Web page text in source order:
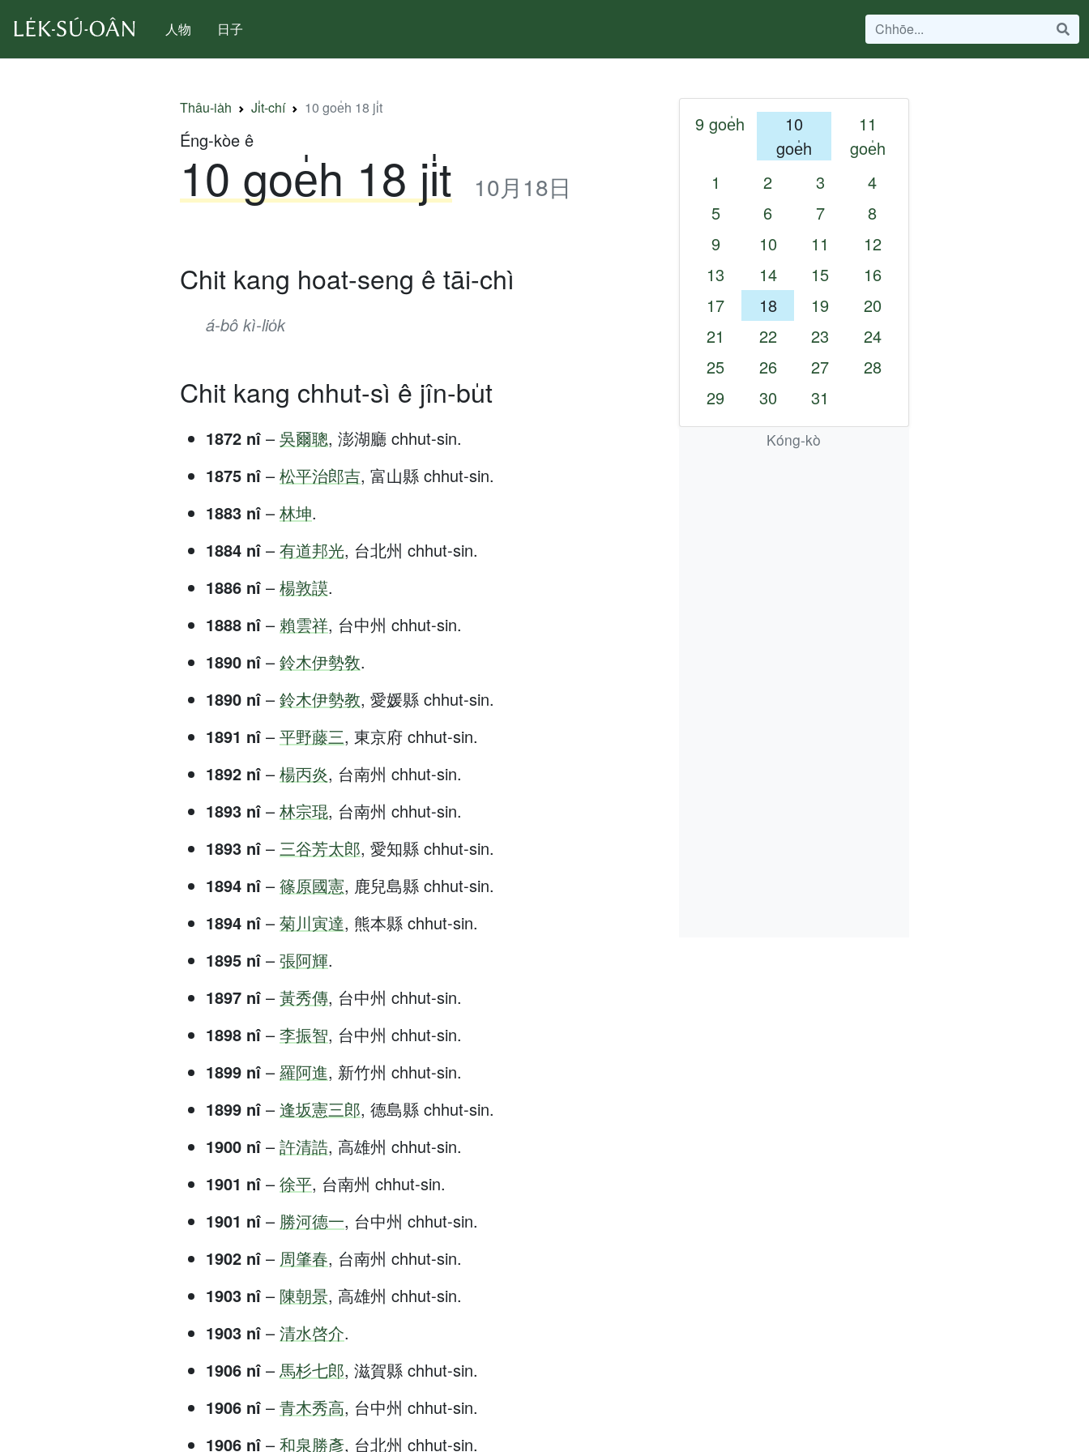
人物 日子
Thâu-ia̍h Ji̍t-chí 10 goe̍h 18 ji̍t
Éng-kòe ê
10 goe̍h 18 ji̍t 10月18日
Chit kang hoat-seng ê tāi-chì
á-bô kì-lio̍k
Chit kang chhut-sì ê jîn-bu̍t
1872 nî – 吳爾聰, 澎湖廳 chhut-sin.
1875 nî – 松平治郎吉, 富山縣 chhut-sin.
1883 nî – 林坤.
1884 nî – 有道邦光, 台北州 chhut-sin.
1886 nî – 楊敦謨.
1888 nî – 賴雲祥, 台中州 chhut-sin.
1890 nî – 鈴木伊勢敎.
1890 nî – 鈴木伊勢教, 愛媛縣 chhut-sin.
1891 nî – 平野藤三, 東京府 chhut-sin.
1892 nî – 楊丙炎, 台南州 chhut-sin.
1893 nî – 林宗琨, 台南州 chhut-sin.
1893 nî – 三谷芳太郎, 愛知縣 chhut-sin.
1894 nî – 篠原國憲, 鹿兒島縣 chhut-sin.
1894 nî – 菊川寅達, 熊本縣 chhut-sin.
1895 nî – 張阿輝.
1897 nî – 黃秀傳, 台中州 chhut-sin.
1898 nî – 李振智, 台中州 chhut-sin.
1899 nî – 羅阿進, 新竹州 chhut-sin.
1899 nî – 逢坂憲三郎, 德島縣 chhut-sin.
1900 nî – 許清誥, 高雄州 chhut-sin.
1901 nî – 徐平, 台南州 chhut-sin.
1901 nî – 勝河德一, 台中州 chhut-sin.
1902 nî – 周肇春, 台南州 chhut-sin.
1903 nî – 陳朝景, 高雄州 chhut-sin.
1903 nî – 清水啓介.
1906 nî – 馬杉七郎, 滋賀縣 chhut-sin.
1906 nî – 青木秀高, 台中州 chhut-sin.
1906 nî – 和泉勝彥, 台北州 chhut-sin.
9 goe̍h
10
goe̍h
11
goe̍h
1
2 3
4
5
6 7
8
9
10 11
12
13
14 15
16
17
18 19
20
21
22 23
24
25
26 27
28
29
30 31
Kóng-kò